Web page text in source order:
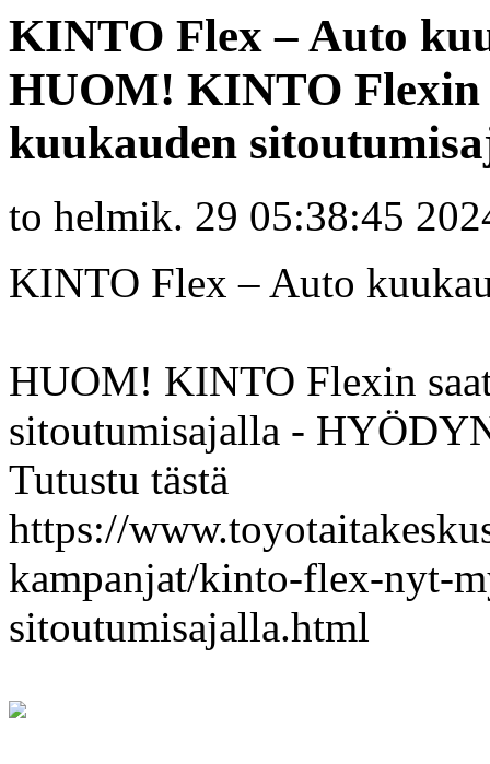
KINTO Flex – Auto
HUOM! KINTO Flexin
kuukauden
to helmik. 29 05:38:45
KINTO Flex – Auto
HUOM! KINTO Flexin
sitoutumisajalla -
Tutustu tästä
https://
kampanjat/kinto-flex-nyt-
sitoutumisajalla.html